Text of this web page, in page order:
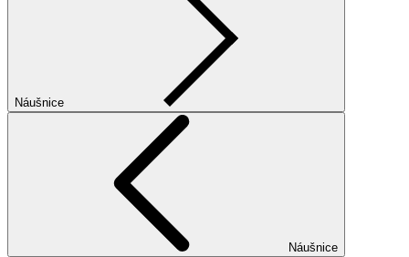
Náušnice
Náušnice